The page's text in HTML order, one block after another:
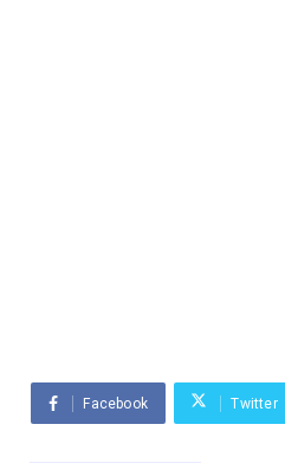
Facebook Twitter